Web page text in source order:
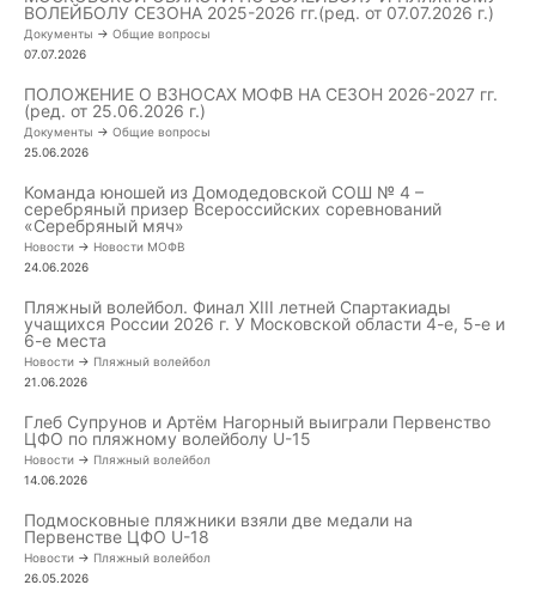
ВОЛЕЙБОЛУ СЕЗОНА 2025-2026 гг.(ред. от 07.07.2026 г.)
Документы -> Общие вопросы
07.07.2026
ПОЛОЖЕНИЕ О ВЗНОСАХ МОФВ НА СЕЗОН 2026-2027 гг.
(ред. от 25.06.2026 г.)
Документы -> Общие вопросы
25.06.2026
Команда юношей из Домодедовской СОШ № 4 –
серебряный призер Всероссийских соревнований
«Серебряный мяч»
Новости -> Новости МОФВ
24.06.2026
Пляжный волейбол. Финал XIII летней Спартакиады
учащихся России 2026 г. У Московской области 4-е, 5-е и
6-е места
Новости -> Пляжный волейбол
21.06.2026
Глеб Супрунов и Артём Нагорный выиграли Первенство
ЦФО по пляжному волейболу U-15
Новости -> Пляжный волейбол
14.06.2026
Подмосковные пляжники взяли две медали на
Первенстве ЦФО U-18
Новости -> Пляжный волейбол
26.05.2026